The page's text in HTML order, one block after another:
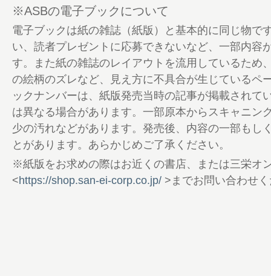
※ASBの電子ブックについて
電子ブックは紙の雑誌（紙版）と基本的に同じ物で
い、読者プレゼントに応募できないなど、一部内容
す。また紙の雑誌のレイアウトを流用しているため
の絵柄のズレなど、見え方に不具合が生じているペ
ックナンバーは、紙版発売当時の記事が掲載されて
は異なる場合があります。一部原本からスキャニン
少の汚れなどがあります。発売後、内容の一部もし
とがあります。あらかじめご了承ください。
※紙版をお求めの際はお近くの書店、または三栄オ
<https://shop.san-ei-corp.co.jp/ >までお問い合わせ